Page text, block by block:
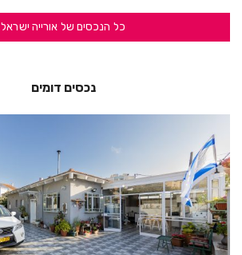
כל הנכסים של אורייה ישראל
נכסים דומים